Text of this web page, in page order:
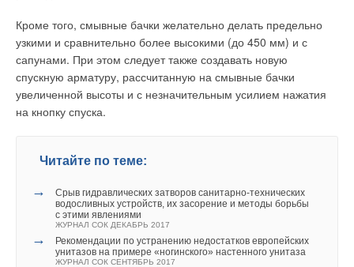
Кроме того, смывные бачки желательно делать предельно
узкими и сравнительно более высокими (до 450 мм) и с
сапунами. При этом следует также создавать новую
спускную арматуру, рассчитанную на смывные бачки
увеличенной высоты и с незначительным усилием нажатия
на кнопку спуска.
Читайте по теме:
→
Срыв гидравлических затворов санитарно-технических
водосливных устройств, их засорение и методы борьбы
с этими явлениями
ЖУРНАЛ СОК ДЕКАБРЬ 2017
→
Рекомендации по устранению недостатков европейских
унитазов на примере «ногинского» настенного унитаза
ЖУРНАЛ СОК СЕНТЯБРЬ 2017